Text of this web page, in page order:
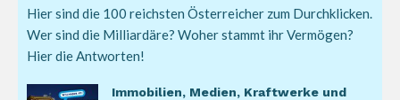
Hier sind die 100 reichsten Österreicher zum Durchklicken.
Wer sind die Milliardäre? Woher stammt ihr Vermögen?
Hier die Antworten!
Immobilien, Medien, Kraftwerke und